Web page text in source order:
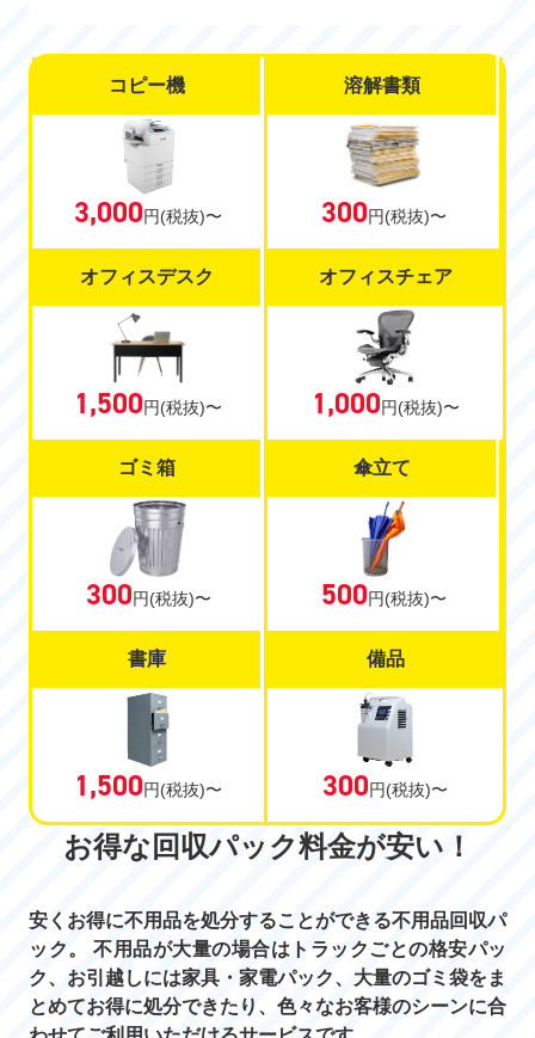
コピー機
3,000円(税抜)〜
溶解書類
300円(税抜)〜
オフィスデスク
1,500円(税抜)〜
オフィスチェア
1,000円(税抜)〜
ゴミ箱
300円(税抜)〜
傘立て
500円(税抜)〜
書庫
1,500円(税抜)〜
備品
300円(税抜)〜
お得な回収パック料金が安い！
安くお得に不用品を処分することができる不用品回収パ
ック。 不用品が大量の場合はトラックごとの格安パッ
ク、お引越しには家具・家電パック、大量のゴミ袋をま
とめてお得に処分できたり、色々なお客様のシーンに合